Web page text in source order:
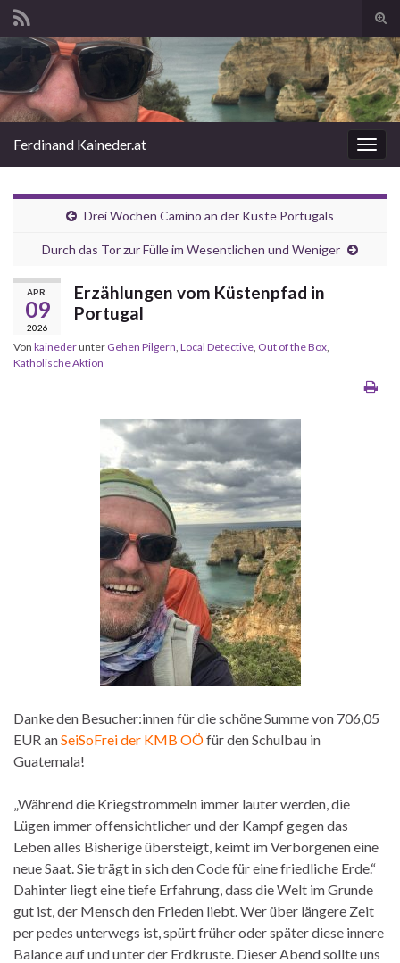
Search for:
Ferdinand Kaineder.at
Drei Wochen Camino an der Küste Portugals
Durch das Tor zur Fülle im Wesentlichen und Weniger
APR.
09
2026
Erzählungen vom Küstenpfad in
Portugal
Von kainederunter Gehen Pilgern Local Detective Out of the Box
Katholische Aktion
Danke den Besucher:innen für die schöne Summe von 706,05
EUR anSeiSoFrei der KMB OÖfür den Schulbau in
Guatemala!
„Während die Kriegstrommeln immer lauter werden, die
Lügen immer offensichtlicher und der Kampf gegen das
Leben alles Bisherige übersteigt, keimt im Verborgenen eine
neue Saat. Sie trägt in sich den Code für eine friedliche Erde.“
Dahinter liegt eine tiefe Erfahrung, dass die Welt im Grunde
gut ist, der Mensch den Frieden liebt. Wer über längere Zeit
per pedes unterwegs ist, spürt früher oder später diese innere
Balance auf und unter der Erdkruste. Dieser Abend sollte uns